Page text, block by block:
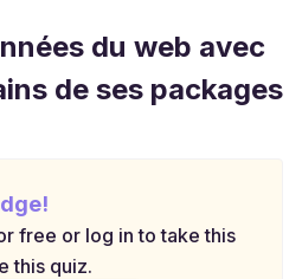
du web avec
de ses packages
free or log in to take this
this quiz.